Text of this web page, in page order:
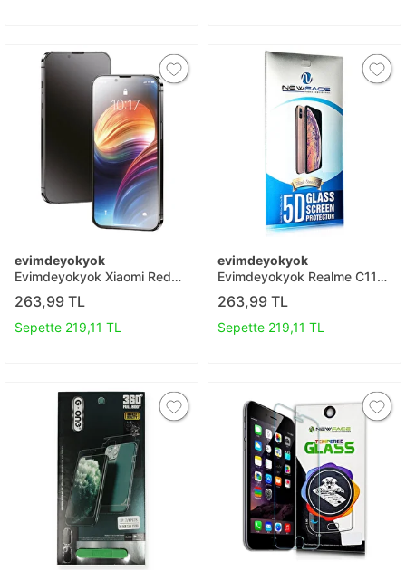
evimdeyokyok
Evimdeyokyok Xiaomi Redmi
Note 8 Pro 3d Antistatik Mat
Seramik Nano Ekran
Koruyucu T20
263,99 TL
Sepette 219,11 TL
evimdeyokyok
Evimdeyokyok Realme C11
2021 5d Eko Cam Ekran
Koruyucu T20
263,99 TL
Sepette 219,11 TL